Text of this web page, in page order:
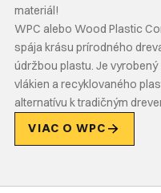
materiál!
WPC alebo Wood Plastic
spája krásu prírodného
údržbou plastu. Je
vlákien a recyklovaného
alternatívu k tradičným
VIAC O WPC